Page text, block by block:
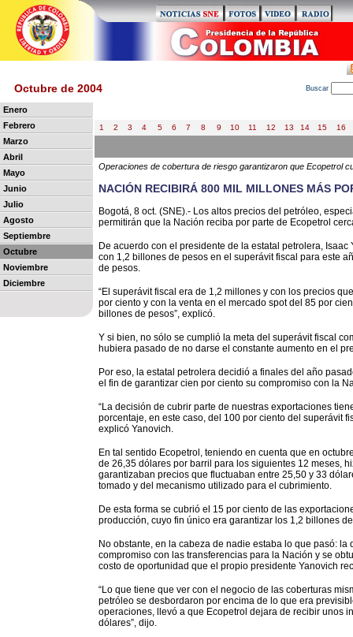
Octubre de 2004 Buscar
Enero
Febrero
Marzo
Abril
Mayo
Junio
Julio
Agosto
Septiembre
Octubre
Noviembre
Diciembre
1 2 3 4 5 6 7 8 9 10 11 12 13 14 15 16
Operaciones de cobertura de riesgo garantizaron que Ecopetrol
NACIÓN RECIBIRÁ 800 MIL MILLONES MÁS
Bogotá, 8 oct. (SNE).- Los altos precios del petróleo,
permitirán que la Nación reciba por parte de Ecopetrol
De acuerdo con el presidente de la estatal petrolera,
con 1,2 billones de pesos en el superávit fiscal para este
de pesos.
“El superávit fiscal era de 1,2 millones y con los precios
por ciento y con la venta en el mercado spot del 85 por
billones de pesos”, explicó.
Y si bien, no sólo se cumplió la meta del superávit fiscal
hubiera pasado de no darse el constante aumento en el
Por eso, la estatal petrolera decidió a finales del año
el fin de garantizar cien por ciento su compromiso con la
“La decisión de cubrir parte de nuestras exportaciones
porcentaje, en este caso, del 100 por ciento del superávit
explicó Yanovich.
En tal sentido Ecopetrol, teniendo en cuenta que en
de 26,35 dólares por barril para los siguientes 12 meses,
garantizaban precios que fluctuaban entre 25,50 y 33
tomado y del mecanismo utilizado para el cubrimiento.
De esta forma se cubrió el 15 por ciento de las
producción, cuyo fin único era garantizar los 1,2 billones
No obstante, en la cabeza de nadie estaba lo que pasó:
compromiso con las transferencias para la Nación y se
costo de oportunidad que el propio presidente Yanovich
“Lo que tiene que ver con el negocio de las coberturas
petróleo se desbordaron por encima de lo que era
operaciones, llevó a que Ecopetrol dejara de recibir unos
dólares”, dijo.